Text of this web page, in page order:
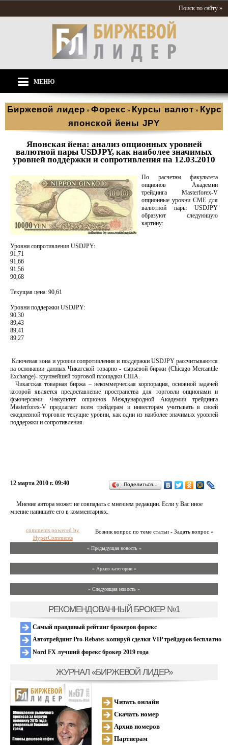
Поиск по сайту »
МЕНЮ
Биржевой лидер » Форекс » Курсы валют » Курс
японской йены JPY
Японская йена: анализ опционных уровней
валютной пары USDJPY, как наиболее значимых
уровней поддержки и сопротивления на 12.03.2010
По расчетам факультета
опционов Академии
трейдинга Masterforex-V
опционные уровни CME для
валютной пары USDJPY
образуют следующую
картину:
Уровни сопротивления USDJPY:
91,71
91,66
91,56
90,68
Текущая цена: 90,61
Уровни поддержки USDJPY:
90,30
89,43
89,41
89,27
Ключевая зона и уровни сопротивления и поддержки USDJPY рассчитываются
на основании данных Чикагской товарно - сырьевой биржи (Chicago Mercantile
Exchange)- крупнейшей торговой площадки США.
Чикагская товарная биржа – некоммерческая корпорация, основной задачей
которой является предоставление пространства для торговли опционами и
фьючерсами. Факультет опционов Международной Академии трейдинга
Masterforex-V предлагает всем трейдерам и инвесторам учитывать в своей
ежедневной торговле текущие уровни, как одни из наиболее значимых уровней
поддержки и сопротивления.
12 марта 2010 г. 09:40 Поделиться…
Мнение автора может не совпадать с мнением редакции. Если у Вас иное
мнение напишите его в комментариях.
Возник вопрос по теме статьи - Задать вопрос »
comments powered by
HyperComments
« Предыдущая новость «
» Архив категории «
» Следующая новость »
РЕКОМЕНДОВАННЫЙ БРОКЕР №1
Самый правдивый рейтинг брокеров форекс
Автотрейдинг Pro-Rebate: копируй сделки VIP трейдеров бесплатно
Nord FX лучший форекс брокер 2019 года
ЖУРНАЛ «БИРЖЕВОЙ ЛИДЕР»
Читать онлайн
Скачать номер
Архив номеров
Партнерам